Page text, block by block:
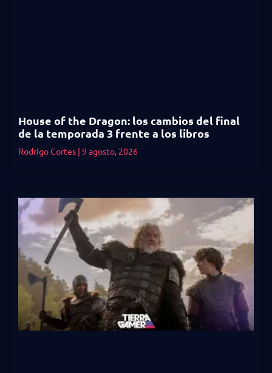
House of the Dragon: los cambios del final
de la temporada 3 frente a los libros
Rodrigo Cortes 9 agosto, 2026